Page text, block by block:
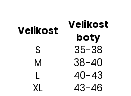
Velikost
Velikost
boty
S
35-38
M
38-40
L
40-43
XL
43-46